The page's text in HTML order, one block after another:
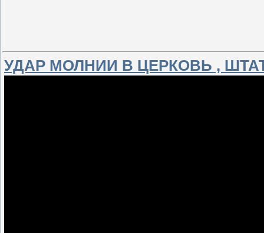
УДАР МОЛНИИ В ЦЕРКОВЬ ,